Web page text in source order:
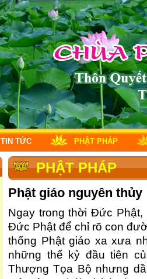
TIN TỨC PHẬT PHÁP
PHẬT PHÁP
Phật giáo nguyên thủy
Ngay trong thời Đức
Đức Phật để chỉ rõ con
thống Phật giáo xa xưa
những thế kỷ đầu tiên
Thượng Tọa Bộ nhưng